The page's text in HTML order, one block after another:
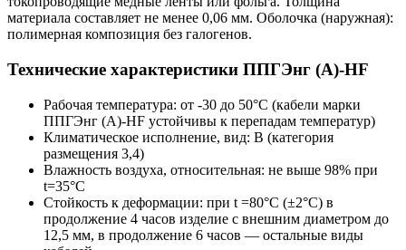
материала составляет не менее 0,06 мм. Оболочка (наружная):
полимерная композиция без галогенов.
Технические характеристики ППГЭнг (А)-HF
Рабочая температура: от -30 до 50°С (кабели марки
ППГЭнг (А)-HF устойчивы к перепадам температур)
Климатическое исполнение, вид: В (категория
размещения 3,4)
Влажность воздуха, относительная: не выше 98% при
t=35°С
Стойкость к деформации: при t =80°С (±2°С) в
продолжение 4 часов изделие с внешним диаметром до
12,5 мм, в продолжение 6 часов — остальные виды